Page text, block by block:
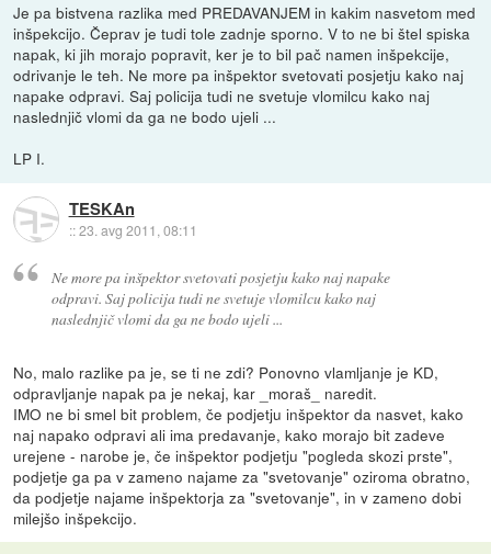
Je pa bistvena razlika med PREDAVANJEM in kakim nasvetom med
inšpekcijo. Čeprav je tudi tole zadnje sporno. V to ne bi štel spiska
napak, ki jih morajo popravit, ker je to bil pač namen inšpekcije,
odrivanje le teh. Ne more pa inšpektor svetovati posjetju kako naj
napake odpravi. Saj policija tudi ne svetuje vlomilcu kako naj
naslednjič vlomi da ga ne bodo ujeli ...
LP I.
TESKAn
::23. avg 2011, 08:11
Ne more pa inšpektor svetovati posjetju kako naj napake
odpravi. Saj policija tudi ne svetuje vlomilcu kako naj
naslednjič vlomi da ga ne bodo ujeli ...
No, malo razlike pa je, se ti ne zdi? Ponovno vlamljanje je KD,
odpravljanje napak pa je nekaj, kar _moraš_ naredit.
IMO ne bi smel bit problem, če podjetju inšpektor da nasvet, kako
naj napako odpravi ali ima predavanje, kako morajo bit zadeve
urejene - narobe je, če inšpektor podjetju "pogleda skozi prste",
podjetje ga pa v zameno najame za "svetovanje" oziroma obratno,
da podjetje najame inšpektorja za "svetovanje", in v zameno dobi
milejšo inšpekcijo.